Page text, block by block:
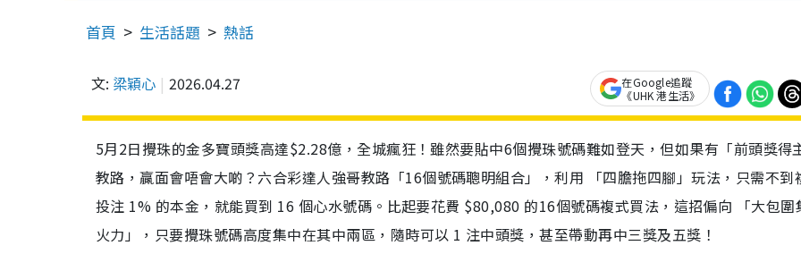
首頁 生活話題 熱話
文: 梁穎心 2026.04.27
在Google追蹤
《UHK 港生活》
5月2日攪珠的金多寶頭獎高達$2.28億，全城瘋狂！雖然要貼中6個攪珠號碼難如登天，但如果有「前頭獎得
教路，贏面會唔會大啲？六合彩達人強哥教路「16個號碼聰明組合」，利用 「四膽拖四腳」玩法，只需不到
投注 1% 的本金，就能買到 16 個心水號碼。比起要花費 $80,080 的16個號碼複式買法，這招偏向 「大包圍
火力」，只要攪珠號碼高度集中在其中兩區，隨時可以 1 注中頭獎，甚至帶動再中三獎及五獎！